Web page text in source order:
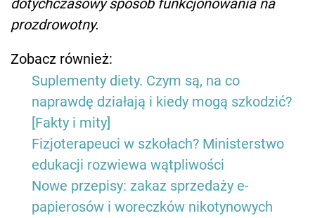
prozdrowotny.
Zobacz również:
Suplementy diety. Czym są, na co
naprawdę działają i kiedy mogą szkodzić?
[Fakty i mity]
Fizjoterapeuci w szkołach? Ministerstwo
edukacji rozwiewa wątpliwości
Nowe przepisy: zakaz sprzedaży e-
papierosów i woreczków nikotynowych